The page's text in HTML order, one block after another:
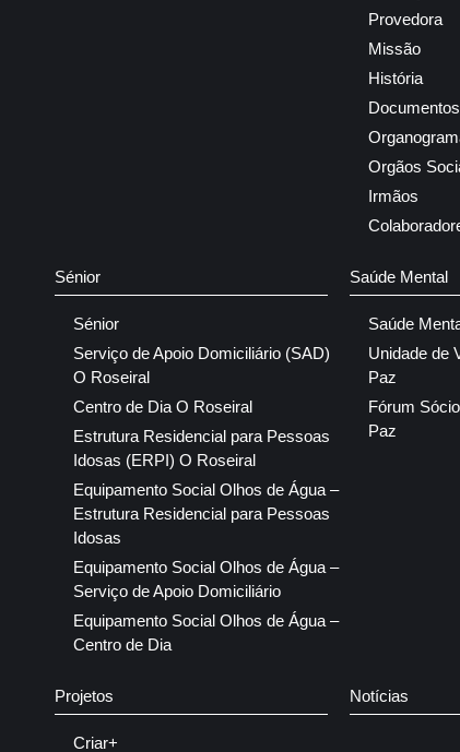
Provedora
Missão
História
Documentos
Orgãos
Irmãos
Sénior
Sénior
Serviço de Apoio Domiciliário (SAD)
O Roseiral
Centro de Dia O Roseiral
Estrutura Residencial para Pessoas
Idosas (ERPI) O Roseiral
Equipamento Social Olhos de Água –
Estrutura Residencial para Pessoas
Idosas
Equipamento Social Olhos de Água –
Serviço de Apoio Domiciliário
Equipamento Social Olhos de Água –
Centro de Dia
Saúde Mental
Saúde
Unidade de
Paz
Fórum
Paz
Projetos
Criar+
Notícias